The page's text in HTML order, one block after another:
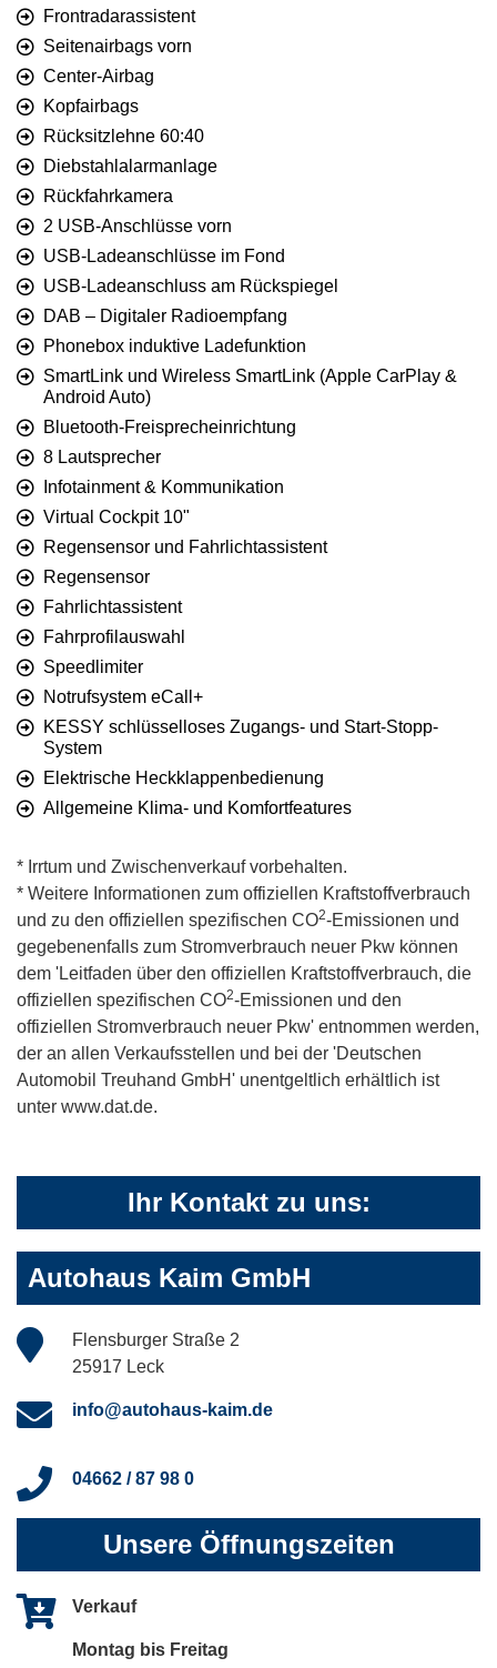
Frontradarassistent
Seitenairbags vorn
Center-Airbag
Kopfairbags
Rücksitzlehne 60:40
Diebstahlalarmanlage
Rückfahrkamera
2 USB-Anschlüsse vorn
USB-Ladeanschlüsse im Fond
USB-Ladeanschluss am Rückspiegel
DAB – Digitaler Radioempfang
Phonebox induktive Ladefunktion
SmartLink und Wireless SmartLink (Apple CarPlay &
Android Auto)
Bluetooth-Freisprecheinrichtung
8 Lautsprecher
Infotainment & Kommunikation
Virtual Cockpit 10"
Regensensor und Fahrlichtassistent
Regensensor
Fahrlichtassistent
Fahrprofilauswahl
Speedlimiter
Notrufsystem eCall+
KESSY schlüsselloses Zugangs- und Start-Stopp-
System
Elektrische Heckklappenbedienung
Allgemeine Klima- und Komfortfeatures
* Irrtum und Zwischenverkauf vorbehalten.
* Weitere Informationen zum offiziellen Kraftstoffverbrauch
und zu den offiziellen spezifischen CO2-Emissionen und
gegebenenfalls zum Stromverbrauch neuer Pkw können
dem 'Leitfaden über den offiziellen Kraftstoffverbrauch, die
offiziellen spezifischen CO2-Emissionen und den
offiziellen Stromverbrauch neuer Pkw' entnommen werden,
der an allen Verkaufsstellen und bei der 'Deutschen
Automobil Treuhand GmbH' unentgeltlich erhältlich ist
unter www.dat.de.
Ihr Kontakt zu uns:
Autohaus Kaim GmbH
Flensburger Straße 2
25917 Leck
info@autohaus-kaim.de
04662 / 87 98 0
Unsere Öffnungszeiten
Verkauf
Montag bis Freitag